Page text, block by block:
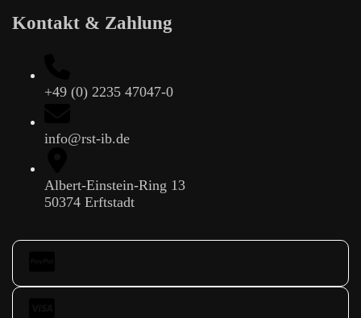
Kontakt & Zahlung
+49 (0) 2235 47047-0
info@rst-ib.de
Albert-Einstein-Ring 13
50374 Erftstadt